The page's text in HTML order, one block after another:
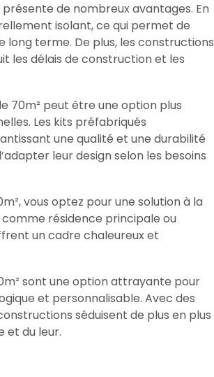
de nombreux avantages. En
isolant, ce qui permet de
long terme. De plus, les constructions
les délais de construction et les
70m² peut être une option plus
Les kits préfabriqués
une qualité et une durabilité
leur design selon les besoins
vous optez pour une solution à la
résidence principale ou
un cadre chaleureux et
sont une option attrayante pour
et personnalisable. Avec des
séduisent de plus en plus
et du leur.